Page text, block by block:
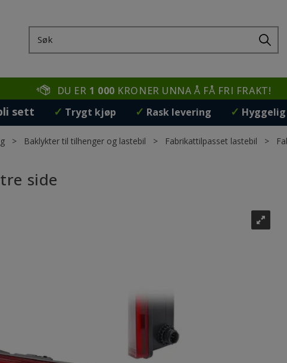
DU ER 1 000 KRONER UNNA Å FÅ FRI FRAKT!
sett ✓ Trygt kjøp ✓ Rask levering ✓
> Baklykter til tilhenger og lastebil > Fabrikattilpasset lastebil >
side